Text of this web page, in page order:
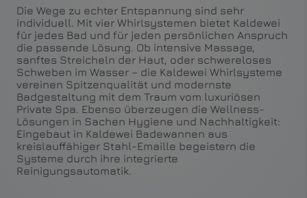
Die Wege zu echter Entspannung sind sehr
individuell. Mit vier Whirlsystemen bietet Kaldewei
für jedes Bad und für jeden persönlichen Anspruch
die passende Lösung. Ob intensive Massage,
sanftes Streicheln der Haut, oder schwereloses
Schweben im Wasser – die Kaldewei Whirlsysteme
vereinen Spitzenqualität und modernste
Badgestaltung mit dem Traum vom luxuriösen
Private Spa. Ebenso überzeugen die Wellness-
Lösungen in Sachen Hygiene und Nachhaltigkeit:
Eingebaut in Kaldewei Badewannen aus
kreislauffähiger Stahl-Emaille begeistern die
Systeme durch ihre integrierte
Reinigungsautomatik.